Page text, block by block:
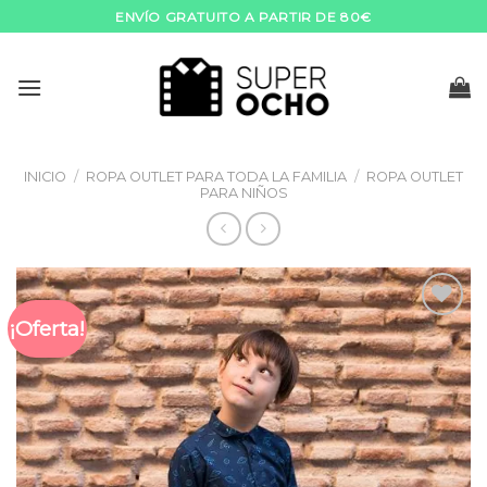
to
ENVÍO GRATUITO A PARTIR DE 80€
INICIO / ROPA OUTLET PARA TODA LA FAMILIA / ROPA OUTLET
PARA NIÑOS
¡Oferta!
Añadir
a la
lista de
deseos